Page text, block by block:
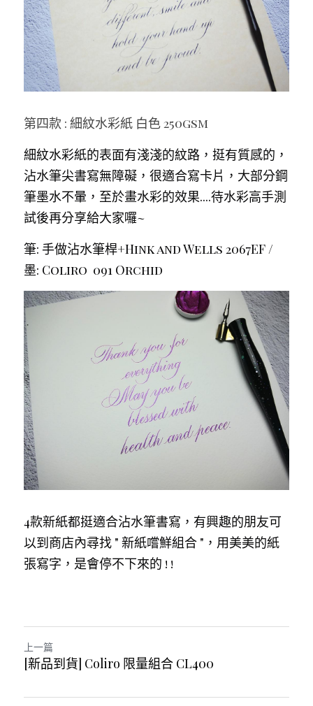
第四款 : 細紋水彩紙 白色 250gsm
細紋水彩紙的表面有淺淺的紋路，挺有質感的，
沾水筆尖書寫無障礙，很適合寫卡片，大部分鋼
筆墨水不暈，至於畫水彩的效果....待水彩高手測
試後再分享給大家囉~
墨: Coliro  091 Orchid
4款新紙都挺適合沾水筆書寫，有興趣的朋友可
以到商店內尋找 " 新紙嚐鮮組合 "，用美美的紙
張寫字，是會停不下來的 ! !
上一篇
[新品到貨] Coliro 限量組合 CL400